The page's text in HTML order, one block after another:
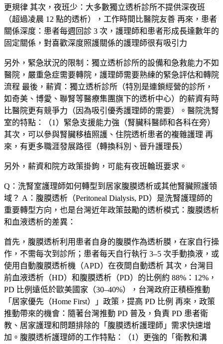
更規律 其次， 夜班少 ：大多數獨立透析診所不提供深夜班
（超過凌晨 12 點的透析），工作時間比醫院友善 再來， 患者
關係深度 ：患者每週回診 3 次，護理師和患者形成長達數年的
固定關係，對喜歡深度照護關係的護理師很有吸引力
另外， 緊急狀況的限制 ：獨立透析診所的設備和急救能力不如
醫院，嚴重急症需要轉院，護理師需要熟練的緊急評估和轉院
流程 最後，薪資：獨立透析診所（特別是連鎖經營的診所，
如奇美、博愛、聯腎等醫療集團旗下的透析中心）的薪資有時
比醫院更有競爭力（因為吸引優秀護理師的需要）。醫院洗腎
室的特點：（1）緊急支援能力強（腎臟科醫師和各科在旁）
其次，可以參與腎臟移植照護、住院透析患者的複雜護理 再
來，有更多職涯發展路徑（轉換科別、晉升護理長）
另外，薪資和院方政策掛鉤，可能有夜班輪班要求。
Q：洗腎室護理師如何轉型到居家腹膜透析或其他腎臟照護領
域？ A：腹膜透析（Peritoneal Dialysis, PD）是洗腎護理師的
重要轉型方向，也是台灣近年政策鼓勵的透析模式：腹膜透析
和血液透析的差異：
首先，腹膜透析利用患者自身的腹膜作為透析膜，在家自行操
作，不需每次到診所；患者每天自行執行 3–5 次手動換液，或
使用自動腹膜透析機（APD）在夜間自動透析 其次，台灣目
前血液透析（HD）和腹膜透析（PD）的比例約 88%：12%，
PD 比例遠低於歐美國家（30–40%），台灣政府正積極推動
「居家優先（Home First）」政策，提高 PD 比例 再來，政策
推動帶來的機會：隨著台灣推動 PD 普及，負責 PD 患者衛
教、居家護理和問題排除的「腹膜透析護理師」需求快速增
加。腹膜透析護理師的工作特點：（1）更強的「衛教和溝